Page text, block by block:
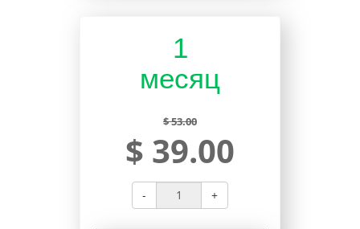
1
месяц
$ 53.00
$ 39.00
- +